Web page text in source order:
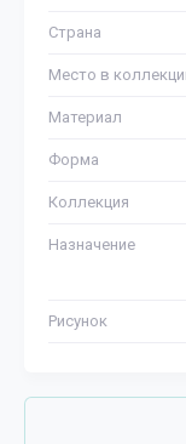
Страна
Место в
Материал
Форма
Коллекция
Назначение
Рисунок